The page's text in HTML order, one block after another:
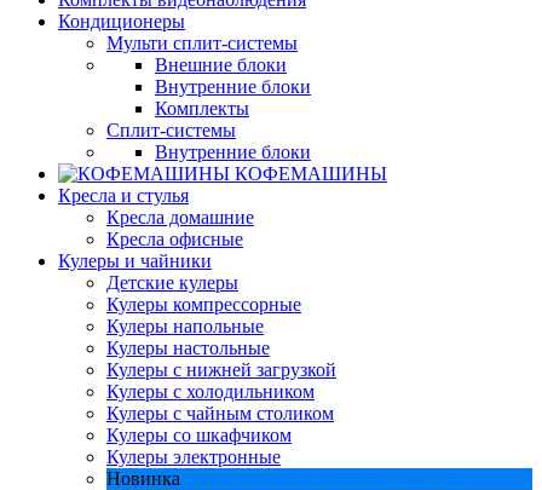
Кондиционеры
Мульти сплит-системы
Внешние блоки
Внутренние блоки
Комплекты
Сплит-системы
Внутренние блоки
КОФЕМАШИНЫ
Кресла и стулья
Кресла домашние
Кресла офисные
Кулеры и чайники
Детские кулеры
Кулеры компрессорные
Кулеры напольные
Кулеры настольные
Кулеры с нижней загрузкой
Кулеры с холодильником
Кулеры с чайным столиком
Кулеры со шкафчиком
Кулеры электронные
Новинка